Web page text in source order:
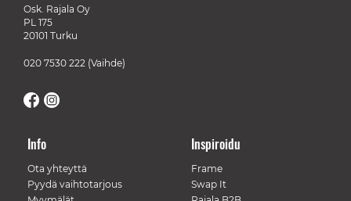
Osk. Rajala Oy
PL 175
20101 Turku
020 7530 222 (Vaihde)
Info
Ota yhteyttä
Pyydä vaihtotarjous
Inspiroidu
Frame
Swap It